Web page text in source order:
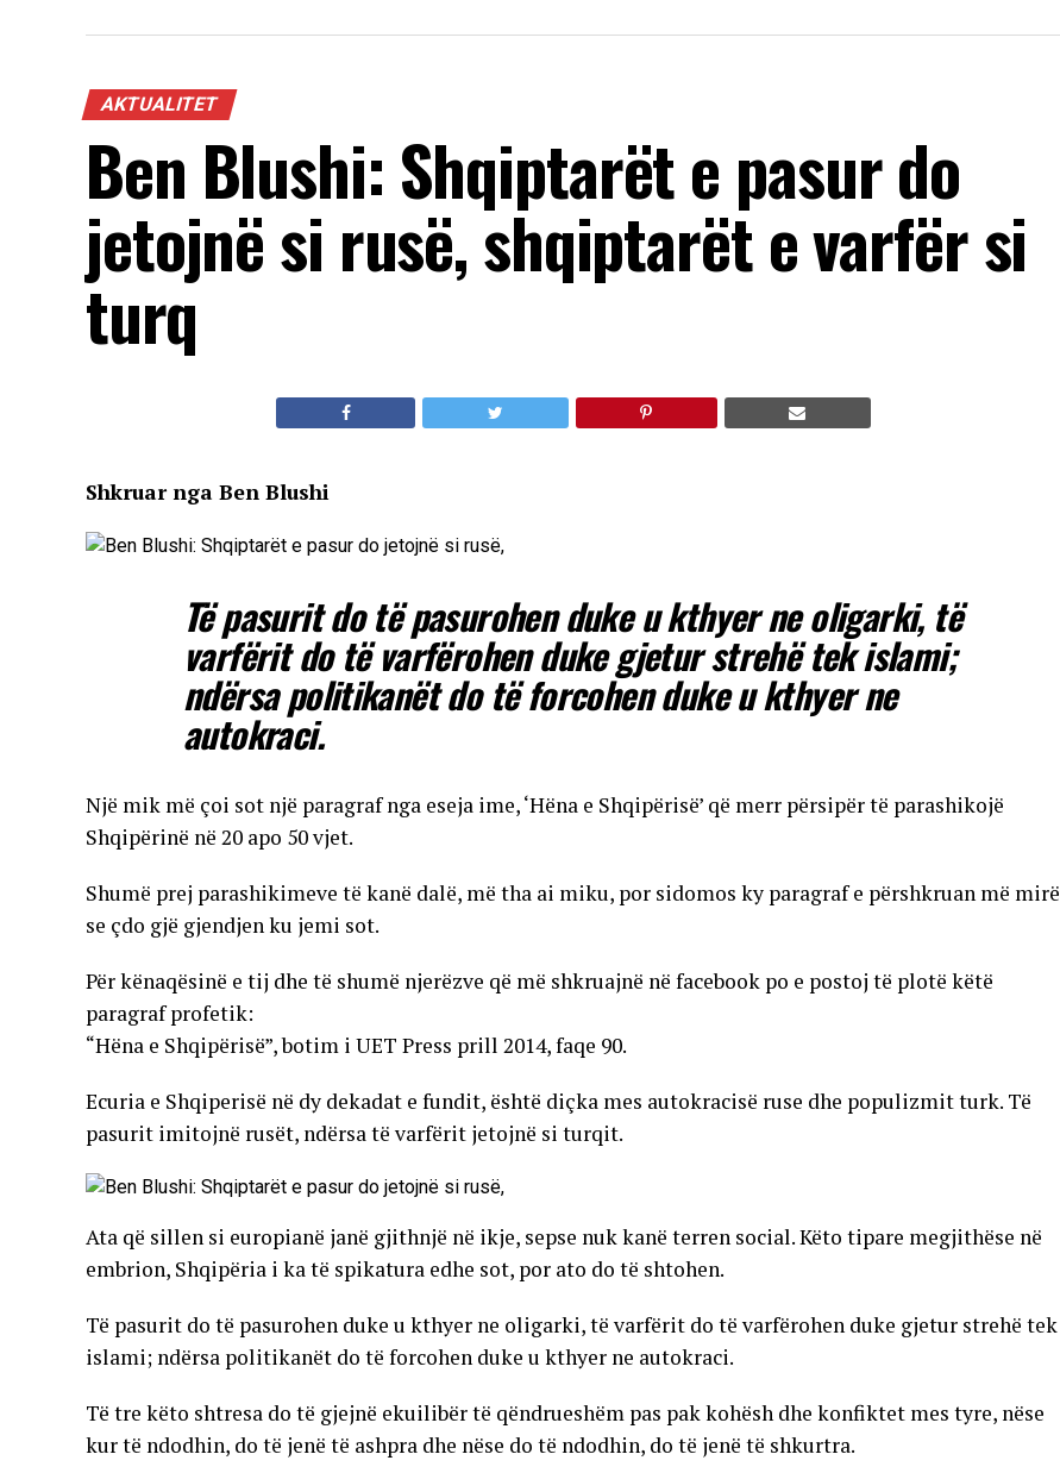
AKTUALITET
Ben Blushi: Shqiptarët e pasur do
jetojnë si rusë, shqiptarët e varfër si
turq
Shkruar nga Ben Blushi
Të pasurit do të pasurohen duke u kthyer ne oligarki, të
varfërit do të varfërohen duke gjetur strehë tek islami;
ndërsa politikanët do të forcohen duke u kthyer ne
autokraci.
Një mik më çoi sot një paragraf nga eseja ime, ‘Hëna e Shqipërisë’ që merr përsipër të parashikojë
Shqipërinë në 20 apo 50 vjet.
Shumë prej parashikimeve të kanë dalë, më tha ai miku, por sidomos ky paragraf e përshkruan më mirë
se çdo gjë gjendjen ku jemi sot.
Për kënaqësinë e tij dhe të shumë njerëzve që më shkruajnë në facebook po e postoj të plotë këtë
paragraf profetik:
“Hëna e Shqipërisë”, botim i UET Press prill 2014, faqe 90.
Ecuria e Shqiperisë në dy dekadat e fundit, është diçka mes autokracisë ruse dhe populizmit turk. Të
pasurit imitojnë rusët, ndërsa të varfërit jetojnë si turqit.
Ata që sillen si europianë janë gjithnjë në ikje, sepse nuk kanë terren social. Këto tipare megjithëse në
embrion, Shqipëria i ka të spikatura edhe sot, por ato do të shtohen.
Të pasurit do të pasurohen duke u kthyer ne oligarki, të varfërit do të varfërohen duke gjetur strehë tek
islami; ndërsa politikanët do të forcohen duke u kthyer ne autokraci.
Të tre këto shtresa do të gjejnë ekuilibër të qëndrueshëm pas pak kohësh dhe konfiktet mes tyre, nëse
kur të ndodhin, do të jenë të ashpra dhe nëse do të ndodhin, do të jenë të shkurtra.